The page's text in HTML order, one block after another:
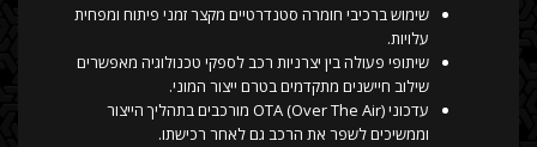
שימוש ברכיבי חומרה סטנדרטיים מקצר זמני פיתוח ומפחית
עלויות.
שיתופי פעולה בין יצרניות רכב לספקי טכנולוגיה מאפשרים
שילוב חיישנים מתקדמים בטרם ייצור המוני.
עדכוני OTA (Over The Air) מורכבים בתהליך הייצור
וממשיכים לשפר את הרכב גם לאחר רכישתו.